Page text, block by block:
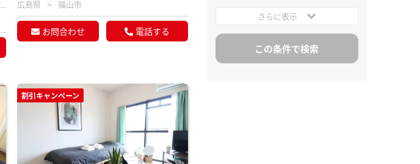
広島県 福山市
お問合わせ 電話する
割引キャンペーン
さらに表示